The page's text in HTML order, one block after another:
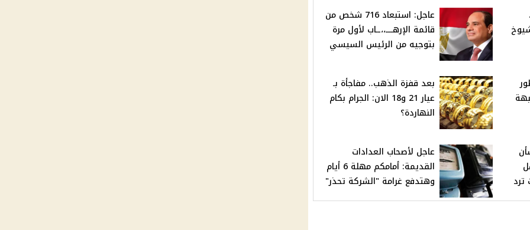
عاجل: استبعاد 716 شخص من
قائمة الإرهــــ،،ــاب لأول مرة
بتوجيه من الرئيس السيسي
بعد قفزة الذهب.. مفاجأة بـ
عيار 21 و18 الان: الجرام بكام
النهاردة؟
ترد
عاجل لأصحاب العدادات
القديمة: أمامكم مهلة 6 أيام
وهتدفع غرامة "الشركة تحذر"